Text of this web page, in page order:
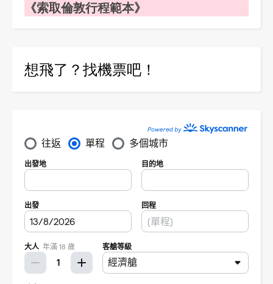
《索取倫敦行程範本》
想飛了？找機票吧！